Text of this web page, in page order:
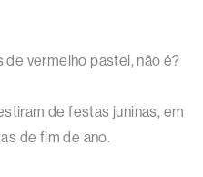
vermelho pastel, não é?
de festas juninas, em
de fim de ano.